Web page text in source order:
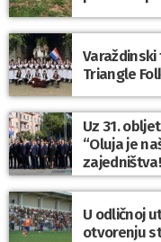
Triangle
Uz 31.
“Oluja je
U odličnoj
otvorenju